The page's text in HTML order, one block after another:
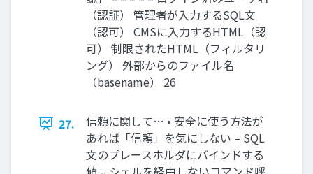
（認証） 管理者が入力するSQL文
（認可） CMSに入力するHTML（認
可） 制限されたHTML（フィルタリ
ング） 外部からのファイル名
（basename） 26
27.
信頼に関して… • 安全に使う方法が
あれば「信頼」を気にしない – SQL
文のプレースホルダにバインドする